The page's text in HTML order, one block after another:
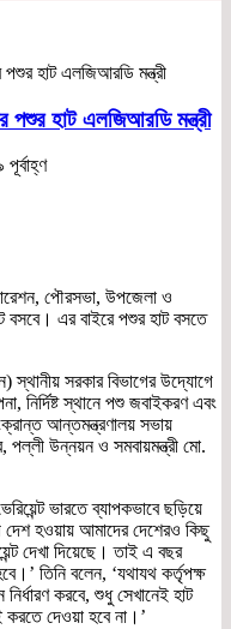
পশুর হাট এলজিআরডি মন্ত্রী
পশুর হাট এলজিআরডি মন্ত্রী
পৌরসভা, উপজেলা ও
বসবে। এর বাইরে পশুর হাট বসতে
সরকার বিভাগের উদ্যোগে
নির্দিষ্ট স্থানে পশু জবাইকরণ এবং
আন্তমন্ত্রণালয় সভায়
পল্লী উন্নয়ন ও সমবায়মন্ত্রী মো.
ভারতে ব্যাপকভাবে ছড়িয়ে
দেশ হওয়ায় আমাদের দেশেরও কিছু
দেখা দিয়েছে। তাই এ বছর
তিনি বলেন, ‘যথাযথ কর্তৃপক্ষ
করবে, শুধু সেখানেই হাট
দেওয়া হবে না।’